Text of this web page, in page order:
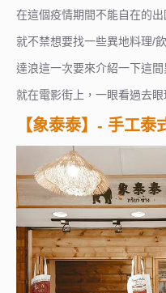
在這個疫情期間不能自在的出
就不禁想要找一些異地料理/
達浪這一次要來介紹一下這
就在電影街上，一眼看過去眼
【象泰泰】- 手工泰